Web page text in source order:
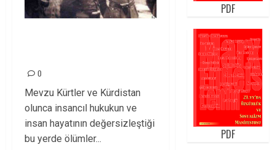
0
Mevzu Kürtler ve Kürdistan
olunca insancıl hukukun ve
insan hayatının değersizleştiği
bu yerde ölümler...
PDF
PDF